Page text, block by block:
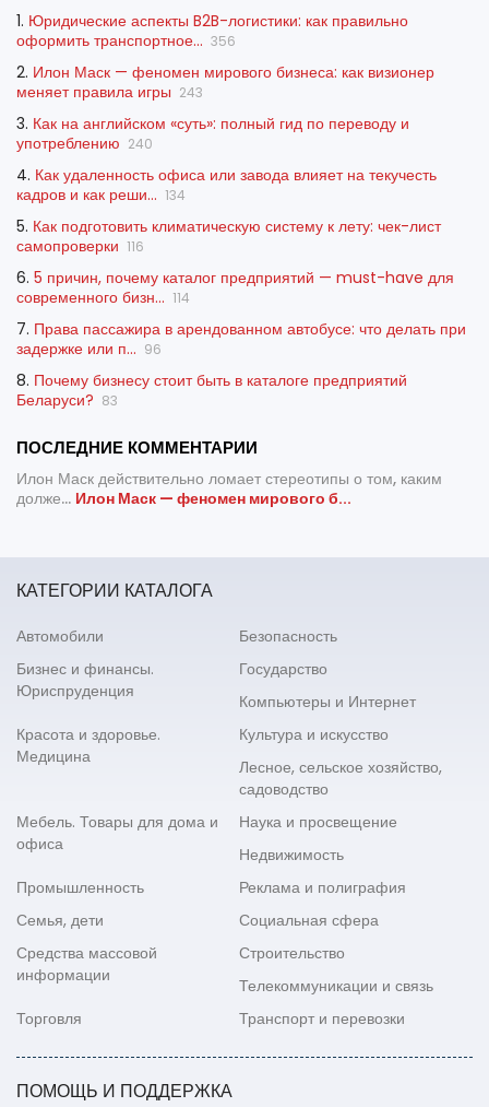
1. Юридические аспекты B2B-логистики: как правильно
оформить транспортное... 356
2. Илон Маск — феномен мирового бизнеса: как визионер
меняет правила игры 243
3. Как на английском «суть»: полный гид по переводу и
употреблению 240
4. Как удаленность офиса или завода влияет на текучесть
кадров и как реши... 134
5. Как подготовить климатическую систему к лету: чек-лист
самопроверки 116
6. 5 причин, почему каталог предприятий — must-have для
современного бизн... 114
7. Права пассажира в арендованном автобусе: что делать при
задержке или п... 96
8. Почему бизнесу стоит быть в каталоге предприятий
Беларуси? 83
ПОСЛЕДНИЕ КОММЕНТАРИИ
Илон Маск действительно ломает стереотипы о том, каким
долже... Илон Маск — феномен мирового б...
КАТЕГОРИИ КАТАЛОГА
Автомобили
Безопасность
Бизнес и финансы.
Юриспруденция
Государство
Компьютеры и Интернет
Красота и здоровье.
Медицина
Культура и искусство
Лесное, сельское хозяйство,
садоводство
Мебель. Товары для дома и
офиса
Наука и просвещение
Недвижимость
Промышленность
Реклама и полиграфия
Семья, дети
Социальная сфера
Средства массовой
информации
Строительство
Телекоммуникации и связь
Торговля
Транспорт и перевозки
ПОМОЩЬ И ПОДДЕРЖКА